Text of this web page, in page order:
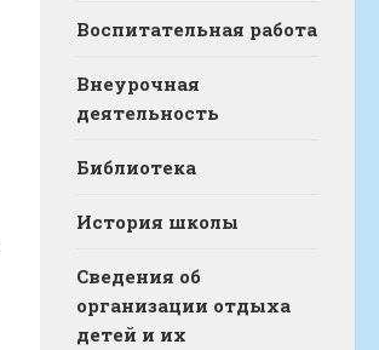
Воспитательная работа
Внеурочная
деятельность
Библиотека
История школы
Сведения об
организации отдыха
детей и их